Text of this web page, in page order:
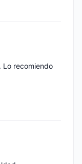
recomiendo